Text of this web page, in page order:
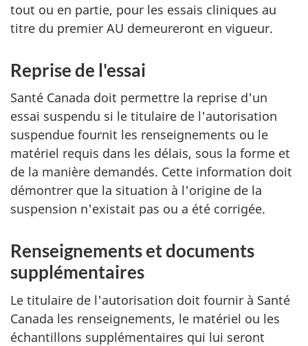
tout ou en partie, pour les essais cliniques au
titre du premier AU demeureront en vigueur.
Reprise de l'essai
Santé Canada doit permettre la reprise d'un
essai suspendu si le titulaire de l'autorisation
suspendue fournit les renseignements ou le
matériel requis dans les délais, sous la forme et
de la manière demandés. Cette information doit
démontrer que la situation à l'origine de la
suspension n'existait pas ou a été corrigée.
Renseignements et documents
supplémentaires
Le titulaire de l'autorisation doit fournir à Santé
Canada les renseignements, le matériel ou les
échantillons supplémentaires qui lui seront